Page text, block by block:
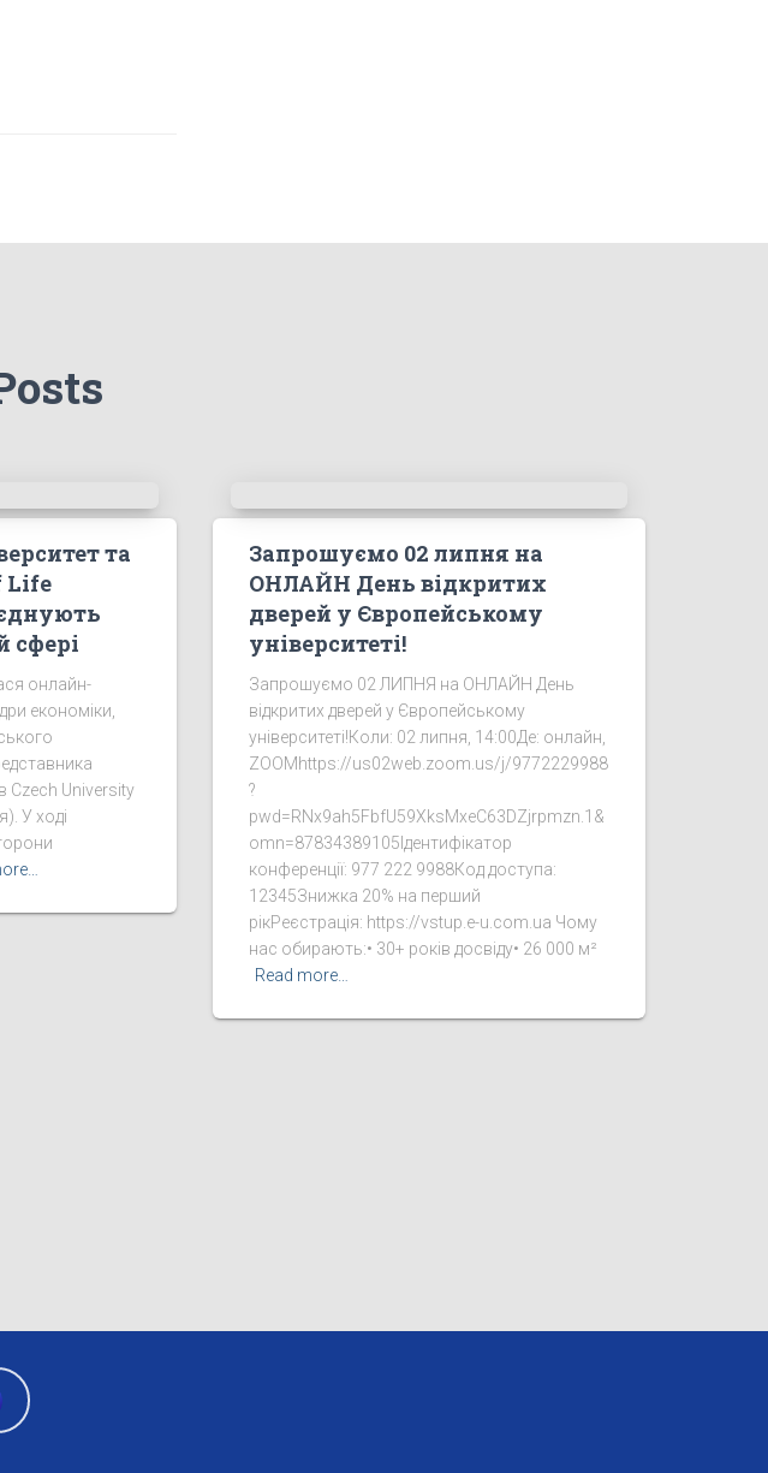
та
Life
сфері
онлайн-
економіки,
Czech University
У ході
Запрошуємо 02 липня на
ОНЛАЙН День відкритих
дверей у Європейському
університеті!
Запрошуємо 02 ЛИПНЯ на ОНЛАЙН День
відкритих дверей у Європейському
університеті!Коли: 02 липня, 14:00Де: онлайн,
ZOOMhttps://us02web.zoom.us/j/9772229988
?
pwd=RNx9ah5FbfU59XksMxeC63DZjrpmzn.1&
omn=87834389105Ідентифікатор
конференції: 977 222 9988Код доступа:
12345Знижка 20% на перший
рікРеєстрація: https://vstup.e-u.com.ua Чому
нас обирають:• 30+ років досвіду• 26 000 м²
Read more…